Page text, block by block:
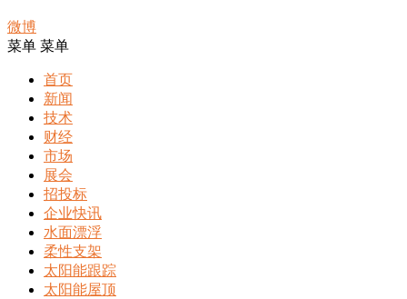
微博
菜单 菜单
首页
新闻
技术
财经
市场
展会
招投标
企业快讯
水面漂浮
柔性支架
太阳能跟踪
太阳能屋顶